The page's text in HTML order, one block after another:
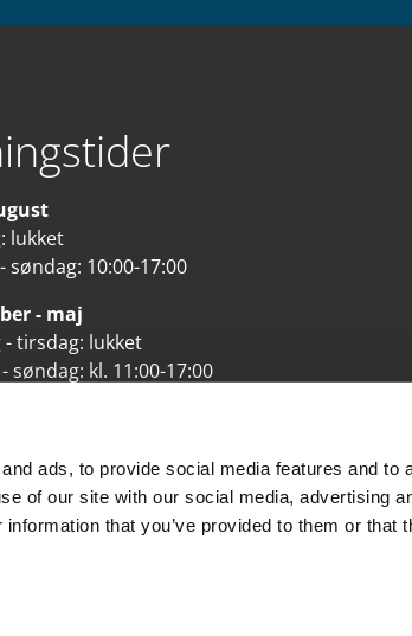
ads, to provide social media features and to
of our site with our social media, advertising
that you’ve provided to them or that
lukket
søndag: 10:00-17:00
- maj
- tirsdag: lukket
søndag: kl. 11:00-17:00